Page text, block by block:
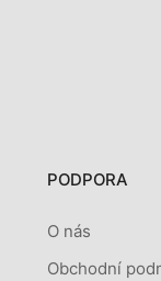
PODPORA
O nás
Obchodní